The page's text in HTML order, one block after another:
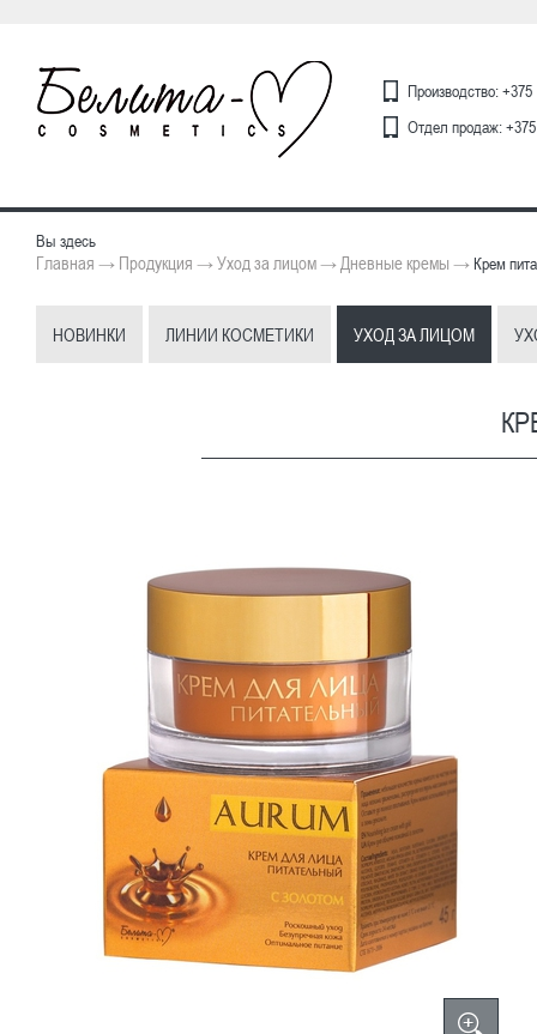
Производство:
Отдел продаж:
Вы здесь
Главная → Продукция →Уход за лицом→Дневные кремы → Крем
НОВИНКИ ЛИНИИ КОСМЕТИКИ УХОД ЗА ЛИЦОМ